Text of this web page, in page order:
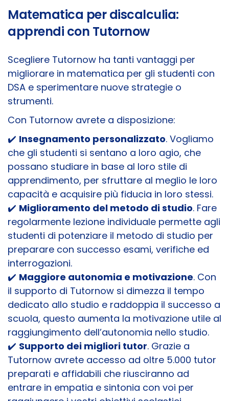
Matematica per discalculia:
apprendi con Tutornow
Scegliere Tutornow ha tanti vantaggi per
migliorare in matematica per gli studenti con
DSA e sperimentare nuove strategie o
strumenti.
Con Tutornow avrete a disposizione:
✔️ Insegnamento personalizzato. Vogliamo
che gli studenti si sentano a loro agio, che
possano studiare in base al loro stile di
apprendimento, per sfruttare al meglio le loro
capacità e acquisire più fiducia in loro stessi.
✔️ Miglioramento del metodo di studio. Fare
regolarmente lezione individuale permette agli
studenti di potenziare il metodo di studio per
preparare con successo esami, verifiche ed
interrogazioni.
✔️ Maggiore autonomia e motivazione. Con
il supporto di Tutornow si dimezza il tempo
dedicato allo studio e raddoppia il successo a
scuola, questo aumenta la motivazione utile al
raggiungimento dell’autonomia nello studio.
✔️ Supporto dei migliori tutor. Grazie a
Tutornow avrete accesso ad oltre 5.000 tutor
preparati e affidabili che riusciranno ad
entrare in empatia e sintonia con voi per